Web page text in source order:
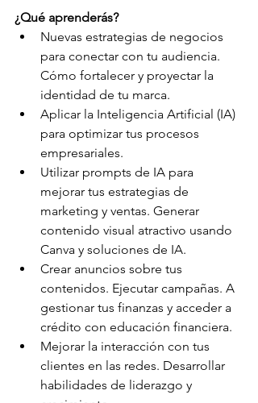
¿Qué aprenderás?
Nuevas estrategias de negocios
para conectar con tu audiencia.
Cómo fortalecer y proyectar la
identidad de tu marca.
Aplicar la Inteligencia Artificial (IA)
para optimizar tus procesos
empresariales.
Utilizar prompts de IA para
mejorar tus estrategias de
marketing y ventas. Generar
contenido visual atractivo usando
Canva y soluciones de IA.
Crear anuncios sobre tus
contenidos. Ejecutar campañas. A
gestionar tus finanzas y acceder a
crédito con educación financiera.
Mejorar la interacción con tus
clientes en las redes. Desarrollar
habilidades de liderazgo y